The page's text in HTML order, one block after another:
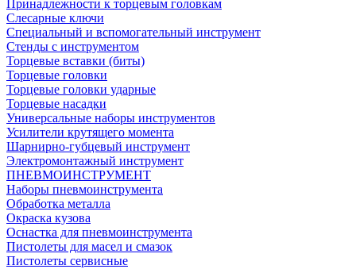
Принадлежности к торцевым головкам
Слесарные ключи
Специальный и вспомогательный инструмент
Стенды с инструментом
Торцевые вставки (биты)
Торцевые головки
Торцевые головки ударные
Торцевые насадки
Универсальные наборы инструментов
Усилители крутящего момента
Шарнирно-губцевый инструмент
Электромонтажный инструмент
ПНЕВМОИНСТРУМЕНТ
Наборы пневмоинструмента
Обработка металла
Окраска кузова
Оснастка для пневмоинструмента
Пистолеты для масел и смазок
Пистолеты сервисные